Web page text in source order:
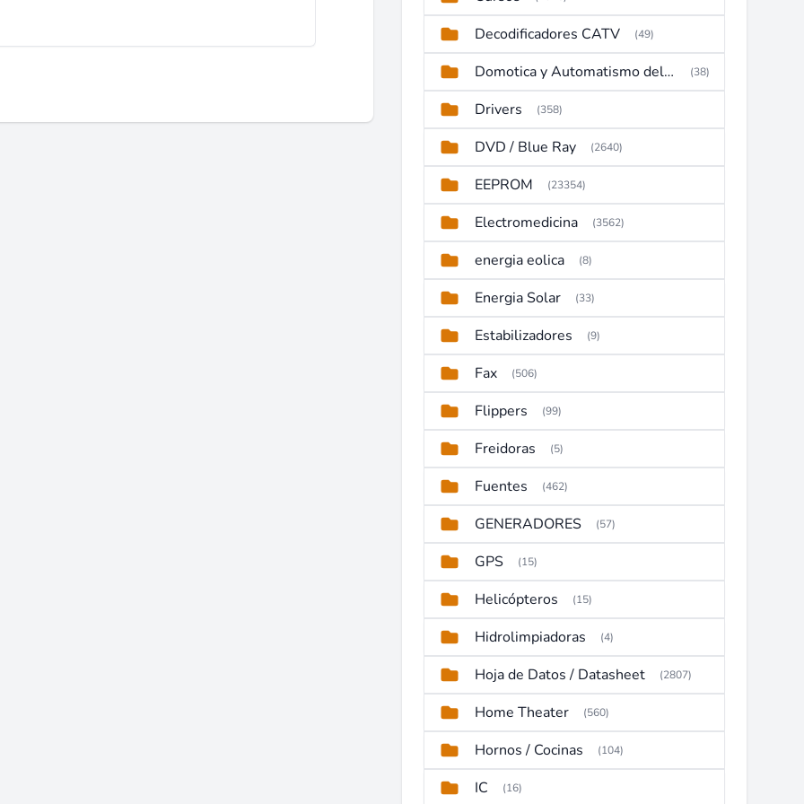
Decodificadores CATV (49)
Domotica y Automatismo del hogar (38)
Drivers (358)
DVD / Blue Ray (2640)
EEPROM (23354)
Electromedicina (3562)
energia eolica (8)
Energia Solar (33)
Estabilizadores (9)
Fax (506)
Flippers (99)
Freidoras (5)
Fuentes (462)
GENERADORES (57)
GPS (15)
Helicópteros (15)
Hidrolimpiadoras (4)
Hoja de Datos / Datasheet (2807)
Home Theater (560)
Hornos / Cocinas (104)
IC (16)